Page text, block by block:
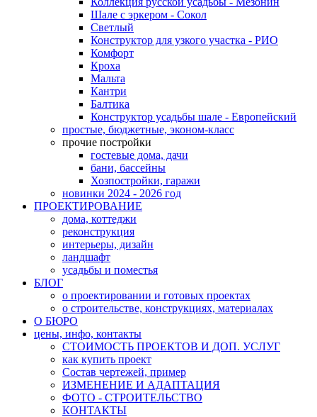
Шале с эркером - Сокол
Светлый
Конструктор для узкого участка - РИО
Комфорт
Кроха
Мальта
Кантри
Балтика
Конструктор усадьбы шале - Европейский
простые, бюджетные, эконом-класс
прочие постройки
гостевые дома, дачи
бани, бассейны
Хозпостройки, гаражи
новинки 2024 - 2026 год
ПРОЕКТИРОВАНИЕ
дома, коттеджи
реконструкция
интерьеры, дизайн
ландшафт
усадьбы и поместья
БЛОГ
о проектировании и готовых проектах
о строительстве, конструкциях, материалах
О БЮРО
цены, инфо, контакты
СТОИМОСТЬ ПРОЕКТОВ И ДОП. УСЛУГ
как купить проект
Состав чертежей, пример
ИЗМЕНЕНИЕ И АДАПТАЦИЯ
ФОТО - СТРОИТЕЛЬСТВО
КОНТАКТЫ